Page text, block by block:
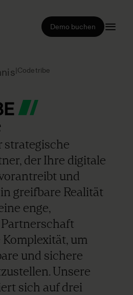
Demo buchen
|Codetribe
strategische
der Ihre digitale
und
greifbare Realität
enge,
um
und sichere
Unsere
sich auf drei